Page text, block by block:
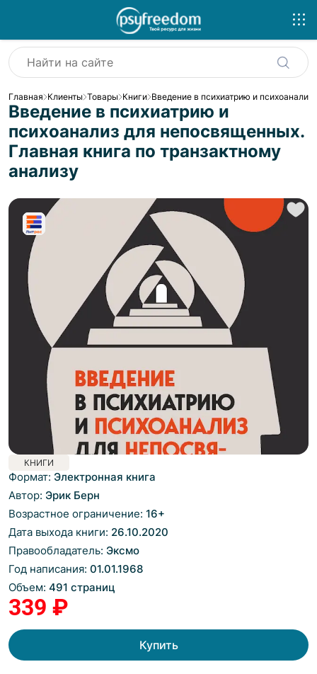
Главная Клиенты Товары Книги Введение в психиатрию и
Введение в психиатрию и
психоанализ для непосвященных.
Главная книга по транзактному
анализу
КНИГИ
Формат: Электронная книга
Автор: Эрик Берн
Возрастное ограничение: 16+
Дата выхода книги: 26.10.2020
Правообладатель: Эксмо
Год написания: 01.01.1968
Объем: 491 страниц
339 ₽
Купить